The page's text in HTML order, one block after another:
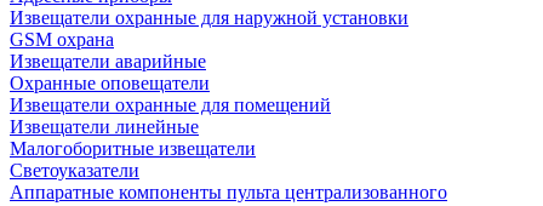
Извещатели охранные для наружной установки
GSM охрана
Извещатели аварийные
Охранные оповещатели
Извещатели охранные для помещений
Извещатели линейные
Малогоборитные извещатели
Светоуказатели
Аппаратные компоненты пульта централизованного